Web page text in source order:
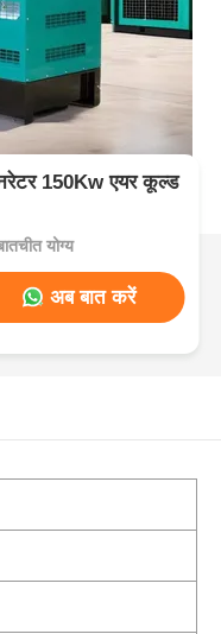
150Kw एयर कूल्ड
योग्य
अब बात करें